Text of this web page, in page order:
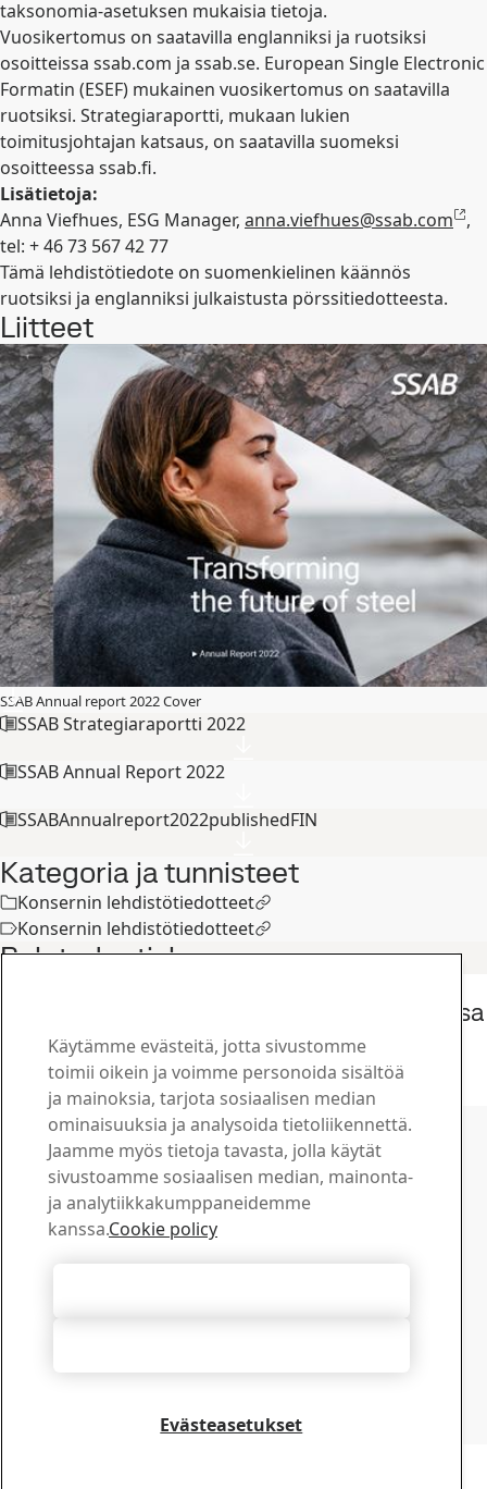
taksonomia-asetuksen mukaisia tietoja.
Vuosikertomus on saatavilla englanniksi ja ruotsiksi
osoitteissa ssab.com ja ssab.se. European Single Electronic
Formatin (ESEF) mukainen vuosikertomus on saatavilla
ruotsiksi. Strategiaraportti, mukaan lukien
toimitusjohtajan katsaus, on saatavilla suomeksi
osoitteessa ssab.fi.
Lisätietoja:
Anna Viefhues, ESG Manager, anna.viefhues@ssab.com
,
tel: + 46 73 567 42 77
Tämä lehdistötiedote on suomenkielinen käännös
ruotsiksi ja englanniksi julkaistusta pörssitiedotteesta.
Liitteet
SSAB Annual report 2022 Cover
SSAB Strategiaraportti 2022
SSAB Annual Report 2022
SSABAnnualreport2022publishedFIN
Kategoria ja tunnisteet
Konsernin lehdistötiedotteet
Konsernin lehdistötiedotteet
Related articles
SSAB julkisti tänään osavuosikatsauksensa
1.1.-30.6.2026
heinäToinen neljännes, Sijoittajat
Lue koko juttu
Ota yhteyttä SSAB:hen
Ota yhteyttä
Kuinka voimme olla avuksi?
Selaa yhteyshenkilöitä
Latauskeskus
Käytämme evästeitä, jotta sivustomme
toimii oikein ja voimme personoida sisältöä
ja mainoksia, tarjota sosiaalisen median
ominaisuuksia ja analysoida tietoliikennettä.
Jaamme myös tietoja tavasta, jolla käytät
sivustoamme sosiaalisen median, mainonta-
ja analytiikkakumppaneidemme
kanssa.Cookie policy
Evästeasetukset